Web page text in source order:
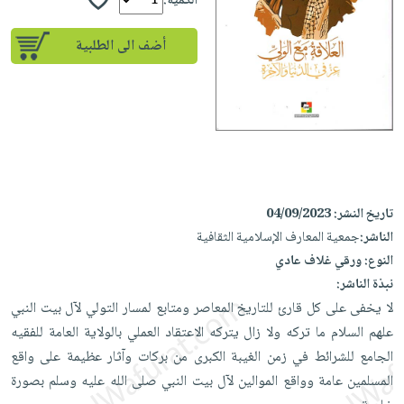
إختياراتنا
كتب
أكاديمية
القراءة
iKitab
يتكرر
iKitab
على
Android
تحميل
iKitab
على
Apple
أسئلة
طرحها
masmu3
على
masmu3
على
Apple
المواضيع
الأكثر
وسائل
القراءة
جوائز
تعليمية
أجهزة
العناية
الشخصية
العناية
وتصفيف
الشعر
العناية
بالجسم
المطبخ
والسفرة
جديد
الكل
أواني
الطهي
أدوات
متجر
الهدايا
أقسام
أضف الى الطلبية
تاريخ النشر:04/09/2023
الناشر:جمعية المعارف الإسلامية الثقافية
النوع:ورقي غلاف عادي
نبذة الناشر:
لا يخفى على كل قارئ للتاريخ المعاصر ومتابع لمسار التولي لآل بيت النبي
علهم السلام ما تركه ولا زال يتركه الاعتقاد العملي بالولاية العامة للفقيه
الجامع للشرائط في زمن الغيبة الكبرى من بركات وآثار عظيمة على واقع
المسلمين عامة وواقع الموالين لآل بيت النبي صلى الله عليه وسلم بصورة